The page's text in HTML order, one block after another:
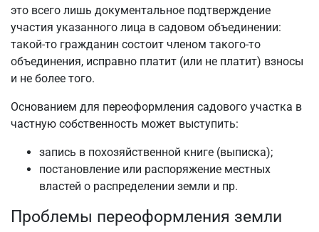
это всего лишь документальное подтверждение
участия указанного лица в садовом объединении:
такой-то гражданин состоит членом такого-то
объединения, исправно платит (или не платит) взносы
и не более того.
Основанием для переоформления садового участка в
частную собственность может выступить:
запись в похозяйственной книге (выписка);
постановление или распоряжение местных
властей о распределении земли и пр.
Проблемы переоформления земли